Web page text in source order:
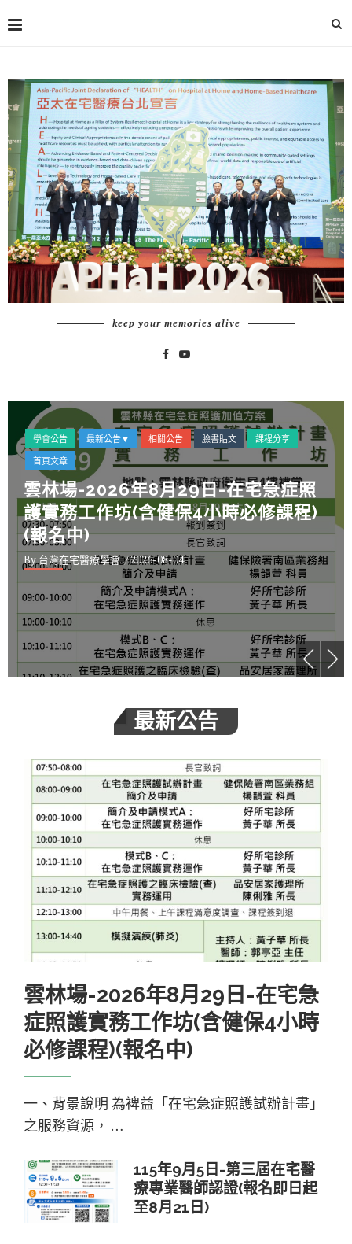
keep your memories alive
學會公告 最新公告▼ 相關公告 臉書貼文
課程分享
首頁文章
雲林場-2026年8月29日-在宅急症照
護實務工作坊(含健保4小時必修課程)
(報名中)
By 台灣在宅醫療學會/ 2026-08-04
最新公告
雲林場-2026年8月29日-在宅急
症照護實務工作坊(含健保4小時
必修課程)(報名中)
一、背景說明 為裨益「在宅急症照護試辦計畫」
之服務資源， …
115年9月5日-第三屆在宅醫
療專業醫師認證(報名即日起
至8月21日)